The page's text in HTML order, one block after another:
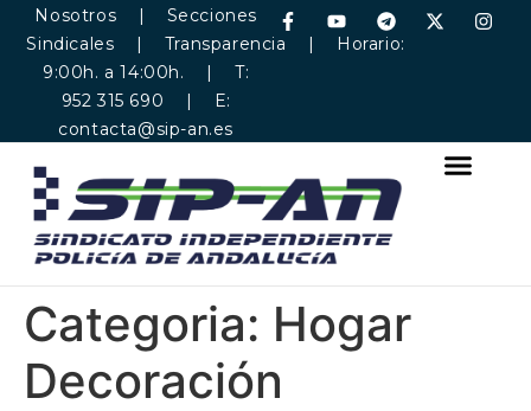
Nosotros | Secciones
Sindicales | Transparencia | Horario:
9:00h. a 14:00h. | T:
952 315 690 | E:
contacta@sip-an.es
Categoria: Hogar
Decoración